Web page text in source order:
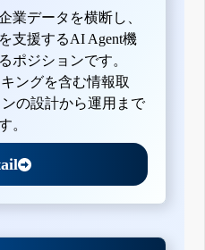
業データを横断し、
支援するAI Agent機
ポジションです。
ングを含む情報取
の設計から運用まで
。